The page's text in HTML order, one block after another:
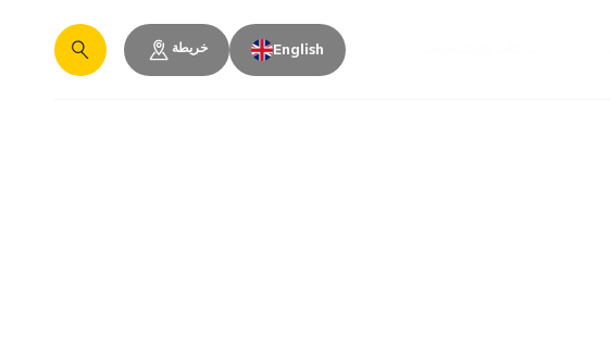
English خريطة
يبحث